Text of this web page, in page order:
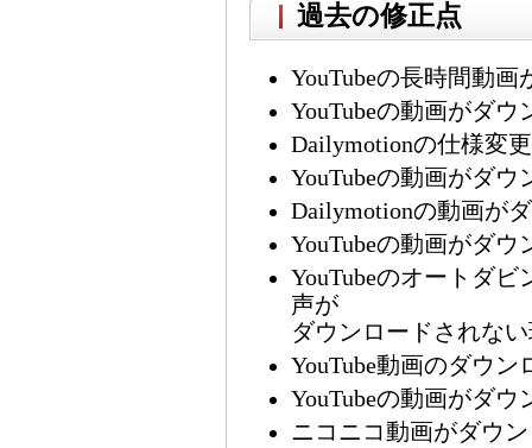
過去の修正点
YouTubeの長時間動
YouTubeの動画がダ
Dailymotionの仕様変
YouTubeの動画がダ
Dailymotionの動画が
YouTubeの動画がダ
YouTubeのオートダ
声が
ダウンロードされな
YouTube動画のダウ
YouTubeの動画がダ
ニコニコ動画がダウ